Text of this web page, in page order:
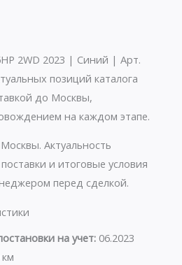
2WD 2023 | Синий | Арт.
позиций каталога
до Москвы,
на каждом этапе.
Актуальность
и итоговые условия
перед сделкой.
на учет:06.2023